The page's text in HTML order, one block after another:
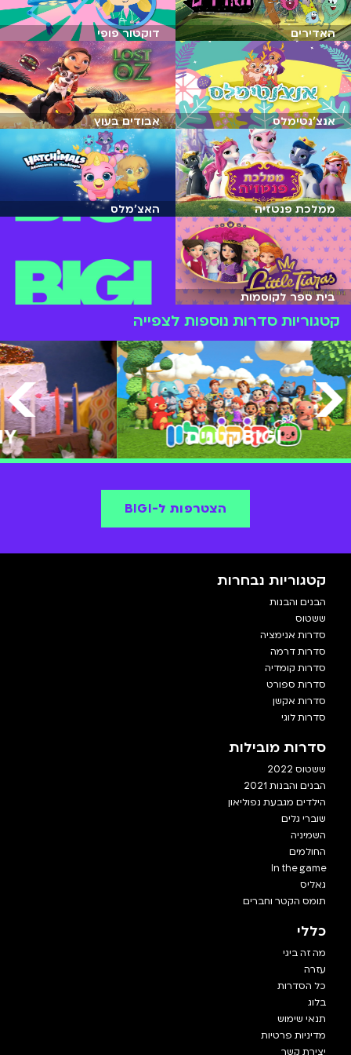
האדירים דוקטור פופי
אנצ'נטימלס אבודים בעוץ
ממלכת פנטזיה האצ'מלס
בית ספר לקוסמות
קטגוריות סדרות נוספות לצפייה
BIGIקטנים
הצטרפות ל-BIGI
קטגוריות נבחרות
הבנים והבנות
ששטוס
סדרות אנימציה
סדרות דרמה
סדרות קומדיה
סדרות ספורט
סדרות אקשן
סדרות לוגי
סדרות מובילות
ששטוס 2022
הבנים והבנות 2021
הילדים מגבעת נפוליאון
שוברי גלים
השמיניה
החולמים
In the game
גאליס
תומס הקטר וחברים
כללי
מה זה ביגי
עזרה
כל הסדרות
בלוג
תנאי שימוש
מדיניות פרטיות
יצירת קשר